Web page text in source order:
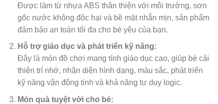
Được làm từ nhựa ABS thân thiện với môi trường, sơn
gốc nước không độc hại và bề mặt nhẵn mịn, sản phẩm
đảm bảo an toàn tối đa cho bé yêu của bạn.
Hỗ trợ giáo dục và phát triển kỹ năng:
Đây là món đồ chơi mang tính giáo dục cao, giúp bé cải
thiện trí nhớ, nhận diện hình dạng, màu sắc, phát triển
kỹ năng vận động tinh và khả năng tư duy logic.
Món quà tuyệt vời cho bé: